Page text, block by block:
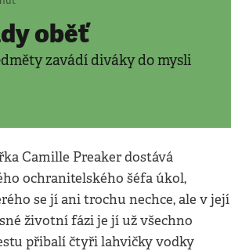
oběť
zavádí diváky do mysli
Camille Preaker dostává
ochranitelského šéfa úkol,
se jí ani trochu nechce, ale v její
životní fázi je jí už všechno
přibalí čtyři lahvičky vodky